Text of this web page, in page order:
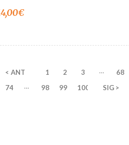
€
< ANT 1 2 3 … 68
74
… 98 99 100 SIG >